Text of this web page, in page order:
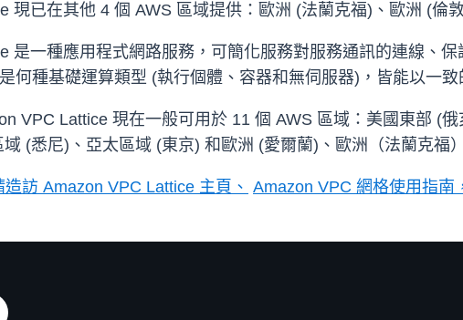
現已在其他 4 個 AWS 區域提供：歐洲 (法蘭克福)、歐洲 (倫
是一種應用程式網路服務，可簡化服務對服務通訊的連線、
何種基礎運算類型 (執行個體、容器和無伺服器)，皆能以一
VPC Lattice 現在一般可用於 11 個 AWS 區域：美國東部 (
(悉尼)、亞太區域 (東京) 和歐洲 (愛爾蘭)、歐洲（法蘭克福
造訪 Amazon VPC Lattice 主頁、 Amazon VPC 網格使用指南